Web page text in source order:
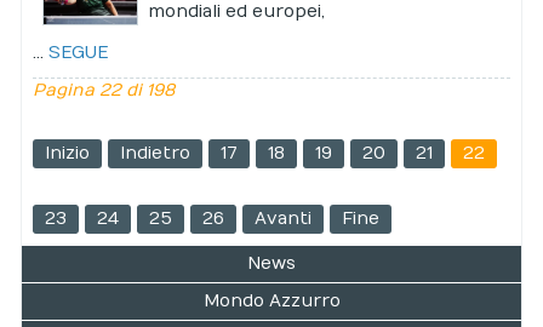
mondiali ed europei,
...SEGUE
Pagina 22 di 198
Inizio Indietro 17 18 19 20 21 22
23 24 25 26 Avanti Fine
News
Mondo Azzurro